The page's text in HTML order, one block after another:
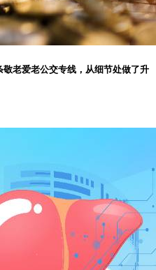
老爱老公交专线，从细节处做了升